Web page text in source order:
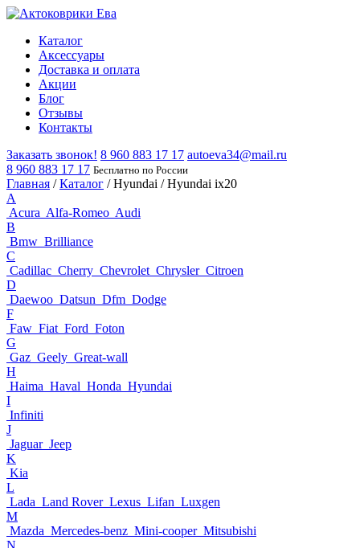
Каталог
Аксессуары
Доставка и оплата
Акции
Блог
Отзывы
Контакты
Заказать звонок! 8 960 883 17 17 autoeva34@mail.ru
8 960 883 17 17 Бесплатно по России
Главная /Каталог /Hyundai /Hyundai ix20
A
Acura Alfa-Romeo Audi
B
Bmw Brilliance
C
Cadillac Cherry Chevrolet Chrysler Citroen
D
Daewoo Datsun Dfm Dodge
F
Faw Fiat Ford Foton
G
Gaz Geely Great-wall
H
Haima Haval Honda Hyundai
I
Infiniti
J
Jaguar Jeep
K
Kia
L
Lada Land Rover Lexus Lifan Luxgen
M
Mazda Mercedes-benz Mini-cooper Mitsubishi
N